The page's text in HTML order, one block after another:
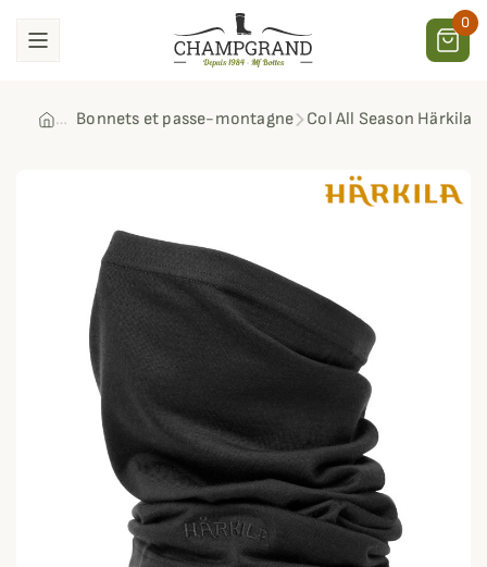
0
Bonnets et passe-montagne Col All Season Härkila